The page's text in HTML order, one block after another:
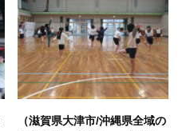
（滋賀県大津市/沖縄県全域の